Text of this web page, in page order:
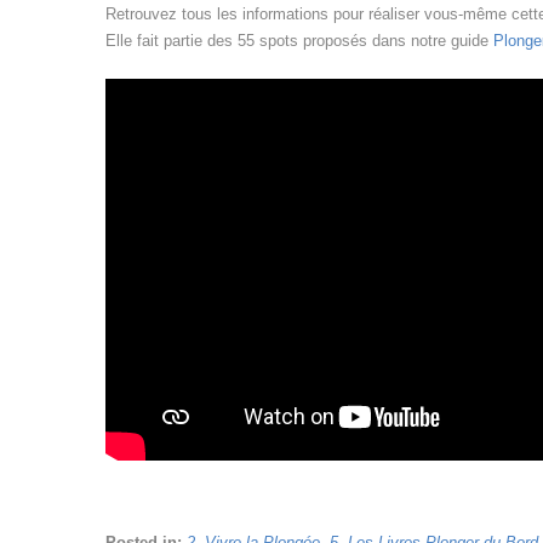
Retrouvez tous les informations pour réaliser vous-même
Elle fait partie des 55 spots proposés dans notre guide